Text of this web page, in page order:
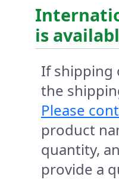
is
If shipping
the
Please
product
quantity,
provide a